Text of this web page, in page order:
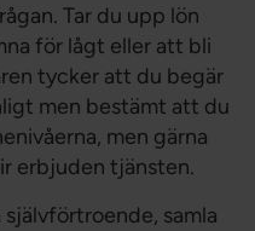
Tar du upp lön
för lågt eller att bli
tycker att du begär
men bestämt att du
men gärna
erbjuden tjänsten.
självförtroende, samla